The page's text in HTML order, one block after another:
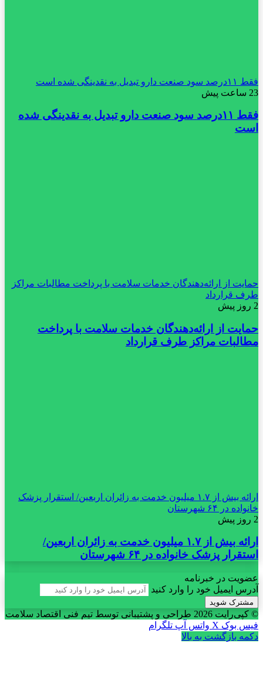
فقط ۱۱‌درصد سود صنعت دارو تبدیل به نقدینگی شده است
23 ساعت پیش
فقط ۱۱‌درصد سود صنعت دارو تبدیل به نقدینگی شده
است
حمایت از ارائه‌دهندگان خدمات سلامت با پرداخت مطالبات مراکز
طرف قرارداد
2 روز پیش
حمایت از ارائه‌دهندگان خدمات سلامت با پرداخت
مطالبات مراکز طرف قرارداد
ارائه بیش از ۱.۷ میلیون خدمت به زائران اربعین/ استقرار پزشک
خانواده در ۶۴ شهرستان
2 روز پیش
ارائه بیش از ۱.۷ میلیون خدمت به زائران اربعین/
استقرار پزشک خانواده در ۶۴ شهرستان
عضویت در خبرنامه
آدرس ایمیل خود را وارد کنید
© کپی‌رایت 2026
طراحی و پشتیبانی توسط تیم فنی اقتصاد سلامت
فیس بوک X واتس آپ تلگرام
دکمه بازگشت به بالا